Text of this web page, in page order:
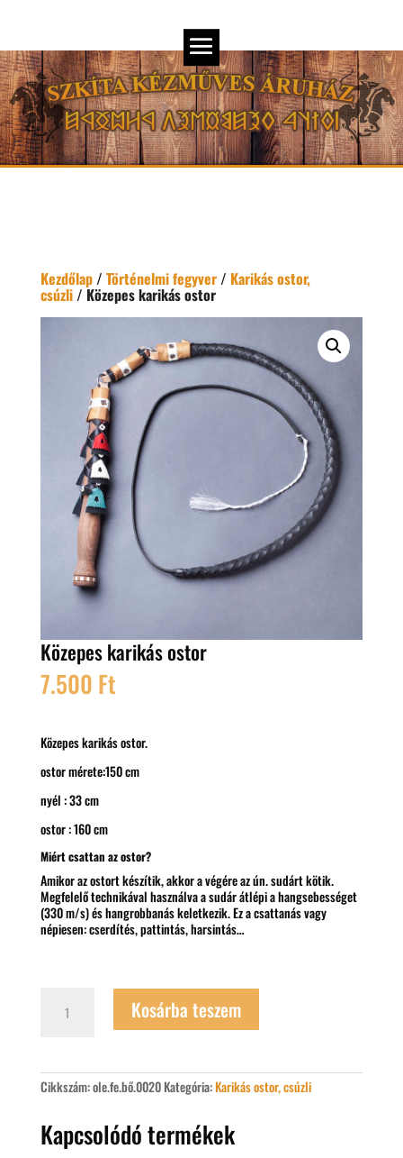
Kezdőlap/ Történelmi fegyver/ Karikás ostor,
csúzli/ Közepes karikás ostor
Közepes karikás ostor
7.500 Ft
Közepes karikás ostor.
ostor mérete:150 cm
nyél : 33 cm
ostor : 160 cm
Miért csattan az ostor?
Amikor az ostort készítik, akkor a végére az ún. sudárt kötik.
Megfelelő technikával használva a sudár átlépi a hangsebességet
(330 m/s) és hangrobbanás keletkezik. Ez a csattanás vagy
népiesen: cserdítés, pattintás, harsintás…
karikás
Kosárba teszem
Cikkszám:ole.fe.bő.0020 Kategória:Karikás ostor, csúzli
Kapcsolódó termékek